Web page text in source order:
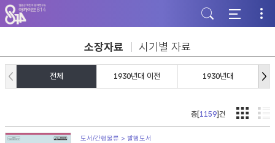
주
메
뉴
가
기
본
문
바
기
하
단
바
기
소장자료 시기별 자료
전체 1930년대 이전 1930년대
총[1159]건
도서/간행물류 > 발행도서